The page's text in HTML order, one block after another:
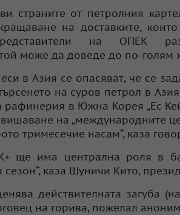
страните от петролния
на доставките,
на ОПЕК
може да доведе до по-голям
в Азия се опасяват, че се
на суров петрол в
в Южна Корея „Ес
на „международните
тримесечие насам“, каза
ще има централна роля в
каза Шуничи Кито,
действителната загуба
на горива, пожелал